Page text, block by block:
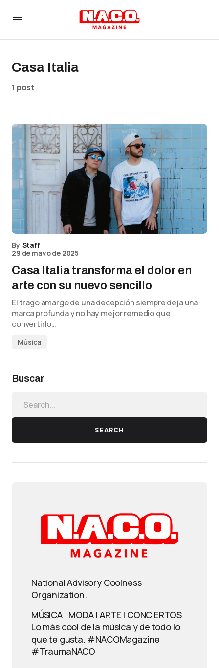
Casa Italia
1 post
By Staff
29 de mayo de 2025
Casa Italia transforma el dolor en
arte con su nuevo sencillo
El trago amargo de una decepción siempre deja una
marca profunda y no hay mejor remedio que
convertirlo…
Música
Buscar
SEARCH
National Advisory Coolness
Organization.
MÚSICA | MODA | ARTE | CONCIERTOS
Lo más cool de la música y de todo lo
que te gusta. #NACOMagazine
#TraumaNACO